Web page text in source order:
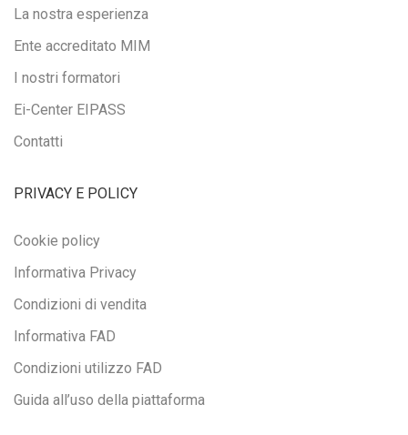
La nostra esperienza
Ente accreditato MIM
I nostri formatori
Ei-Center EIPASS
Contatti
PRIVACY E POLICY
Cookie policy
Informativa Privacy
Condizioni di vendita
Informativa FAD
Condizioni utilizzo FAD
Guida all’uso della piattaforma